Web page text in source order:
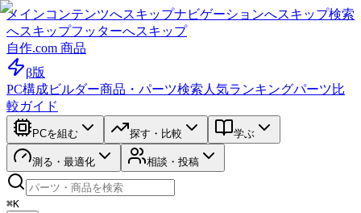
メインコンテンツへスキップナビゲーションへスキップ検索
へスキップフッターへスキップ
自作.com 商品
β版
PC構成ビルダー商品・パーツ検索 人気ランキングパーツ比
較ガイド
PCを組む 探す・比較 学ぶ
測る・最適化 相談・投稿
⌘K